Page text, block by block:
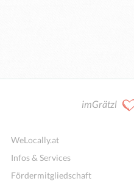
imGrätzl
WeLocally.at
Infos & Services
Fördermitgliedschaft